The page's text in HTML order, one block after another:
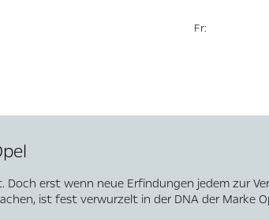
Fr:
erst wenn neue Erfindungen jedem zur
ist fest verwurzelt in der DNA der Marke